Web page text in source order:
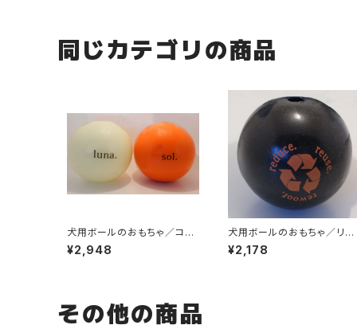
同じカテゴリの商品
犬用ボールのおもちゃ／コス
モスボール
¥2,948
犬用ボールのおもちゃ／リサ
イクルボール
¥2,178
その他の商品